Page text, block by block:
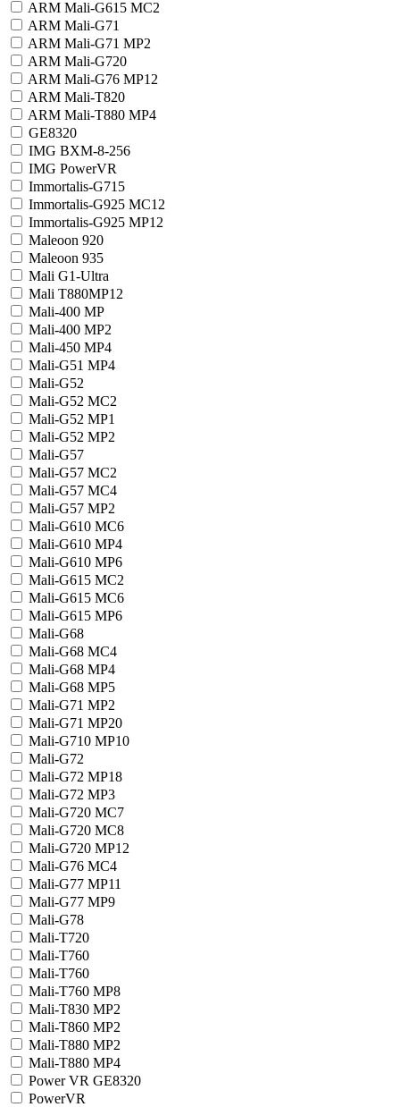
ARM Mali-G615 MC2
ARM Mali-G71
ARM Mali-G71 MP2
ARM Mali-G720
ARM Mali-G76 MP12
ARM Mali-T820
ARM Mali-T880 MP4
GE8320
IMG BXM-8-256
IMG PowerVR
Immortalis-G715
Immortalis-G925 MC12
Immortalis-G925 MP12
Maleoon 920
Maleoon 935
Mali G1-Ultra
Mali T880MP12
Mali-400 MP
Mali-400 MP2
Mali-450 MP4
Mali-G51 MP4
Mali-G52
Mali-G52 MC2
Mali-G52 MP1
Mali-G52 MP2
Mali-G57
Mali-G57 MC2
Mali-G57 MC4
Mali-G57 MP2
Mali-G610 MC6
Mali-G610 MP4
Mali-G610 MP6
Mali-G615 MC2
Mali-G615 MC6
Mali-G615 MP6
Mali-G68
Mali-G68 MC4
Mali-G68 MP4
Mali-G68 MP5
Mali-G71 MP2
Mali-G71 MP20
Mali-G710 MP10
Mali-G72
Mali-G72 MP18
Mali-G72 MP3
Mali-G720 MC7
Mali-G720 MC8
Mali-G720 MP12
Mali-G76 MC4
Mali-G77 MP11
Mali-G77 MP9
Mali-G78
Mali-T720
Mali-T760
Mali-T760
Mali-T760 MP8
Mali-T830 MP2
Mali-T860 MP2
Mali-T880 MP2
Mali-T880 MP4
Power VR GE8320
PowerVR